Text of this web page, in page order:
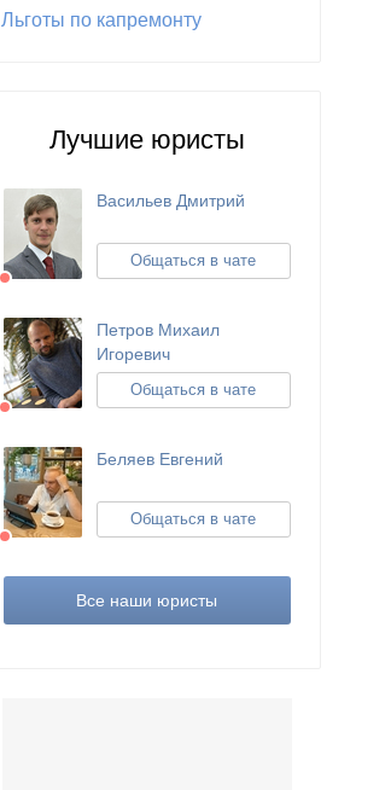
Льготы по капремонту
Лучшие юристы
Васильев Дмитрий
Общаться в чате
Петров Михаил
Игоревич
Общаться в чате
Беляев Евгений
Общаться в чате
Все наши юристы